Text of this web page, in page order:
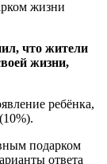
что жители
жизни,
ребёнка,
подарком
ответа